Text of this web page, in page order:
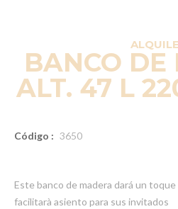
BANCO DE
ALT. 47 L
Código : 3650
Este banco de madera dará un
facilitarà asiento para sus invitados